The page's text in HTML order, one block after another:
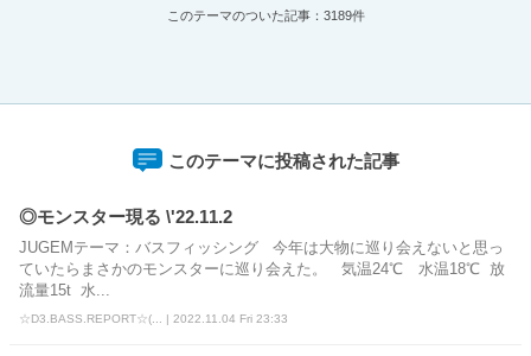
このテーマのついた記事：3189件
このテーマに投稿された記事
◎モンスター現る \'22.11.2
JUGEMテーマ：バスフィッシング 今年は大物に巡り会えないと思っ
ていたらまさかのモンスターに巡り会えた。 気温24℃ 水温18℃ 放
流量15t 水...
☆D3.BASS.REPORT☆(... | 2022.11.04 Fri 23:33